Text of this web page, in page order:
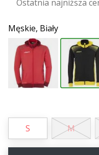
techniczne
i
przekonaj
się,
czy
warto…
2 min. czytanie
Ostatnia najniższa
Męskie, Biały
S M